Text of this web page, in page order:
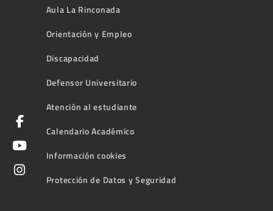
Aula La Rinconada
Orientación y Empleo
Discapacidad
Defensor Universitario
Atención al estudiante
Calendario Académico
Información cookies
Protección de Datos y Seguridad